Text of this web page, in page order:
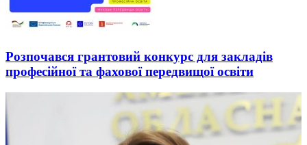
Розпочався грантовий конкурс для закладів
професійної та фахової передвищої освіти